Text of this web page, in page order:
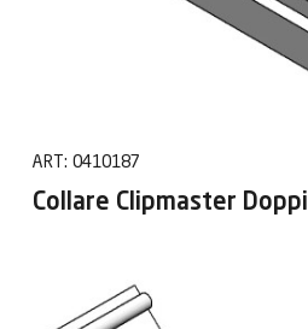
ART: 0410187
Collare Clipmaster